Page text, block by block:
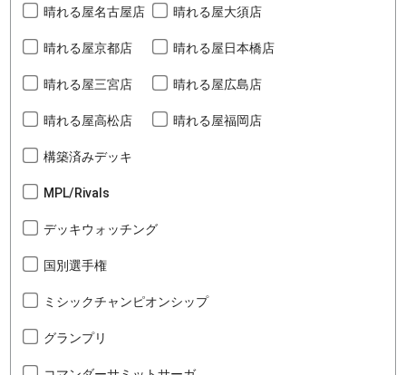
晴れる屋名古屋店 晴れる屋大須店
晴れる屋京都店 晴れる屋日本橋店
晴れる屋三宮店 晴れる屋広島店
晴れる屋高松店 晴れる屋福岡店
構築済みデッキ
MPL/Rivals
デッキウォッチング
国別選手権
ミシックチャンピオンシップ
グランプリ